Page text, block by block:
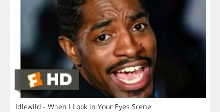
Idlewild - When I Look in Your Eyes Scene